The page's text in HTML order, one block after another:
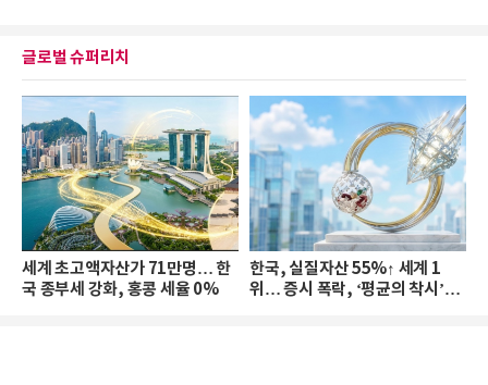
글로벌 슈퍼리치
세계 초고액자산가 71만명… 한
국 종부세 강화, 홍콩 세율 0%
한국, 실질자산 55%↑ 세계 1
위… 증시 폭락, ‘평균의 착시’와